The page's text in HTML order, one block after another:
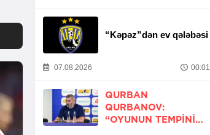
“Kəpəz”dən ev qələbəsi
07.08.2026 00:01
QURBAN
QURBANOV:
“OYUNUN TEMPINI